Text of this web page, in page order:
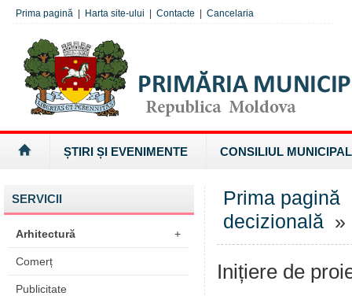
Prima pagină Harta site-ului Contacte Cancelaria
ȘTIRI ȘI EVENIMENTE CONSILIUL MUNICIPAL
SERVICII
Arhitectură +
Comerț
Publicitate
Prima pagină
decizională »
Inițiere de